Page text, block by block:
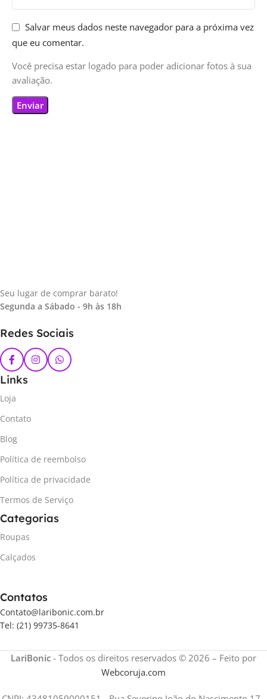
Salvar meus dados neste navegador para a próxima vez
que eu comentar.
Você precisa estar logado para poder adicionar fotos à sua
avaliação.
Seu lugar de comprar barato!
Segunda a Sábado - 9h às 18h
Redes Sociais
Links
Loja
Contato
Blog
Política de reembolso
Política de privacidade
Termos de Serviço
Categorias
Roupas
Calçados
Contatos
Contato@laribonic.com.br
Tel: (21) 99735-8641
LariBonic - Todos os direitos reservados © 2026 – Feito por
Webcoruja.com